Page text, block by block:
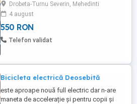
la telefon
Drobeta-Turnu Severin, Mehedinti
4 august
550 RON
Telefon validat
Bicicleta electrică Deosebită
este aproape nouă full electric dar n-are
maneta de accelerație și pentru copii și